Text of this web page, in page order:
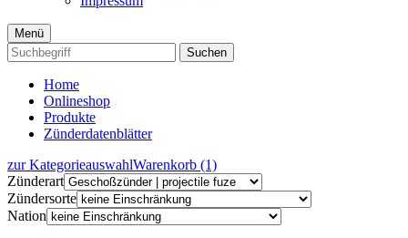
Menü
Suchen
Home
Onlineshop
Produkte
Zünderdatenblätter
zur KategorieauswahlWarenkorb (1)
Zünderart
Zündersorte
Nation